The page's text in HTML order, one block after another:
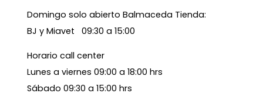
Domingo solo abierto Balmaceda Tienda:
BJ y Miavet 09:30 a 15:00
Horario call center
Lunes a viernes 09:00 a 18:00 hrs
Sábado 09:30 a 15:00 hrs